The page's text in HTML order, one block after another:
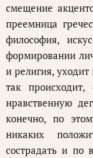
смещение
преемница
философия,
формировании
и религия,
так
нравственную
конечно, по
никаких
сострадать и по